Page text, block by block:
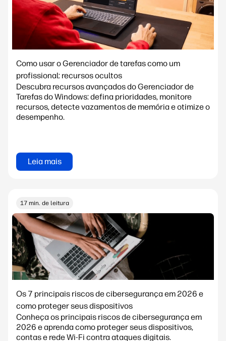
Como usar o Gerenciador de tarefas como um
profissional: recursos ocultos
Descubra recursos avançados do Gerenciador de
Tarefas do Windows: defina prioridades, monitore
recursos, detecte vazamentos de memória e otimize o
desempenho.
Leia mais
17 min. de leitura
Os 7 principais riscos de cibersegurança em 2026 e
como proteger seus dispositivos
Conheça os principais riscos de cibersegurança em
2026 e aprenda como proteger seus dispositivos,
contas e rede Wi-Fi contra ataques digitais.